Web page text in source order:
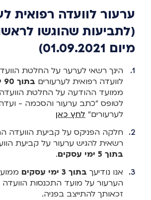
ערעור לוועדה רפואית
(לתביעות שהוגשו
מיום 01.09.2021)
הינך רשאי לערער על החלטת
לוועדה רפואית לערעורים בתוך 90 ימי עסקים
ממועד ההודעה על החלטת
לטופס "כתב ערעור והסכמה -
לערעורים" לחץ כאן
חלקה הפניקס על קביעת הוועדה
רשאית להגיש ערעור על קביעת
בתוך 5 ימי עסקים
.
אנו נודיעך בתוך 3 ימי עסקים
הערעור על מועד התכנסות הוועדה
זכאותך להתייצב בפניה.